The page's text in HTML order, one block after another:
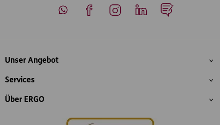
Inhaltsübersicht
Unser Angebot
Services
Über ERGO